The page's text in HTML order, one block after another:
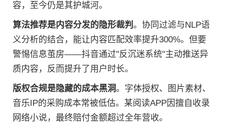
容，至今仍是其护城河。
算法推荐是内容分发的隐形裁判 。协同过滤与NLP语
义分析的结合，能让内容匹配效率提升300%。但要
警惕信息茧房——抖音通过"反沉迷系统"主动推送异
质内容，反而提升了用户时长。
版权合规是隐藏的成本黑洞。字体授权、图片素材、
音乐IP的采购成本常被低估。某阅读APP因擅自收录
网络小说，最终赔付金额超过全年营收。